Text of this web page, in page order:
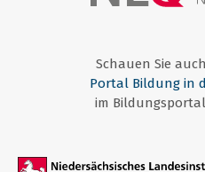
Schauen Sie
Portal Bildung in
im